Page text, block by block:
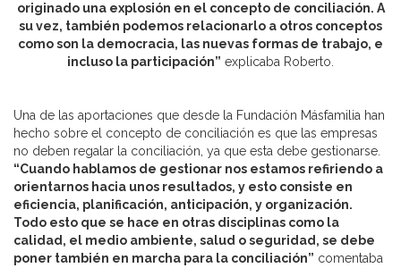
originado una explosión en el concepto de conciliación. A
su vez, también podemos relacionarlo a otros conceptos
como son la democracia, las nuevas formas de trabajo, e
incluso la participación” explicaba Roberto.
Una de las aportaciones que desde la Fundación Másfamilia han
hecho sobre el concepto de conciliación es que las empresas
no deben regalar la conciliación, ya que esta debe gestionarse.
“Cuando hablamos de gestionar nos estamos refiriendo a
orientarnos hacia unos resultados, y esto consiste en
eficiencia, planificación, anticipación, y organización.
Todo esto que se hace en otras disciplinas como la
calidad, el medio ambiente, salud o seguridad, se debe
poner también en marcha para la conciliación” comentaba